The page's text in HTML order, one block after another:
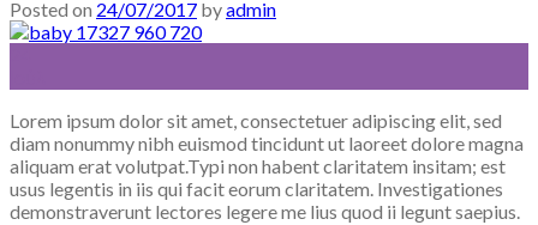
Posted on 24/07/2017 byadmin
Lorem ipsum dolor sit amet, consectetuer adipiscing elit, sed
diam nonummy nibh euismod tincidunt ut laoreet dolore magna
aliquam erat volutpat.Typi non habent claritatem insitam; est
usus legentis in iis qui facit eorum claritatem. Investigationes
demonstraverunt lectores legere me lius quod ii legunt saepius.